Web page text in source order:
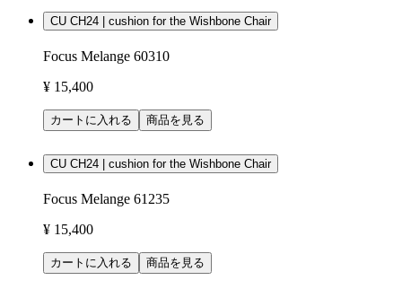
CU CH24 | cushion for the Wishbone Chair
Focus Melange 60310
¥ 15,400
カートに入れる 商品を見る
CU CH24 | cushion for the Wishbone Chair
Focus Melange 61235
¥ 15,400
カートに入れる 商品を見る